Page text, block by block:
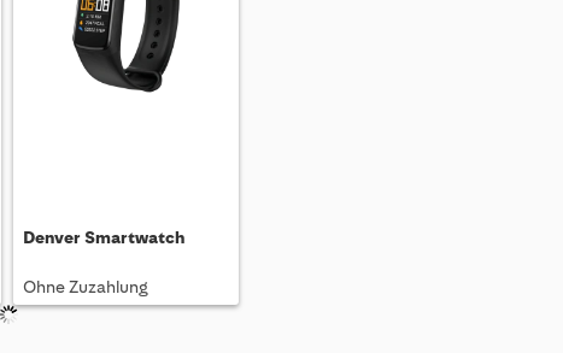
Denver Smartwatch
Ohne Zuzahlung